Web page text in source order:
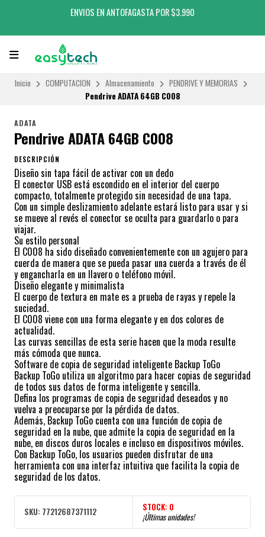
ENVIOS EN ANTOFAGASTA POR $3.990
Inicio COMPUTACION Almacenamiento
PENDRIVE Y MEMORIAS
Pendrive ADATA 64GB C008
ADATA
Pendrive ADATA 64GB C008
DESCRIPCIÓN
Diseño sin tapa fácil de activar con un dedo
El conector USB está escondido en el interior del cuerpo
compacto, totalmente protegido sin necesidad de una tapa.
Con un simple deslizamiento adelante estará listo para usar y si
se mueve al revés el conector se oculta para guardarlo o para
viajar.
Su estilo personal
El C008 ha sido diseñado convenientemente con un agujero para
cuerda de manera que se pueda pasar una cuerda a través de él
y engancharla en un llavero o teléfono móvil.
Diseño elegante y minimalista
El cuerpo de textura en mate es a prueba de rayas y repele la
suciedad.
El C008 viene con una forma elegante y en dos colores de
actualidad.
Las curvas sencillas de esta serie hacen que la moda resulte
más cómoda que nunca.
Software de copia de seguridad inteligente Backup ToGo
Backup ToGo utiliza un algoritmo para hacer copias de seguridad
de todos sus datos de forma inteligente y sencilla.
Defina los programas de copia de seguridad deseados y no
vuelva a preocuparse por la pérdida de datos.
Además, Backup ToGo cuenta con una función de copia de
seguridad en la nube, que admite la copia de seguridad en la
nube, en discos duros locales e incluso en dispositivos móviles.
Con Backup ToGo, los usuarios pueden disfrutar de una
herramienta con una interfaz intuitiva que facilita la copia de
seguridad de los datos.
SKU: 77212687371112 STOCK: 0
¡Últimas unidades!